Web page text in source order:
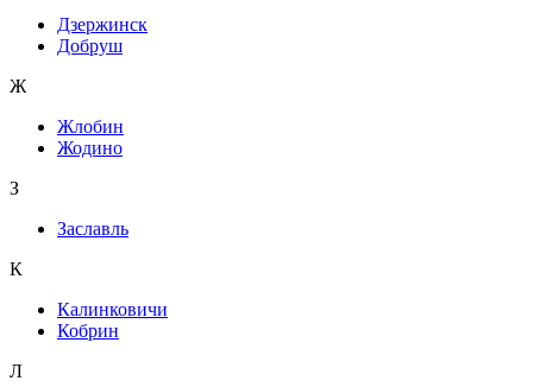
Дзержинск
Добруш
Ж
Жлобин
Жодино
З
Заславль
К
Калинковичи
Кобрин
Л